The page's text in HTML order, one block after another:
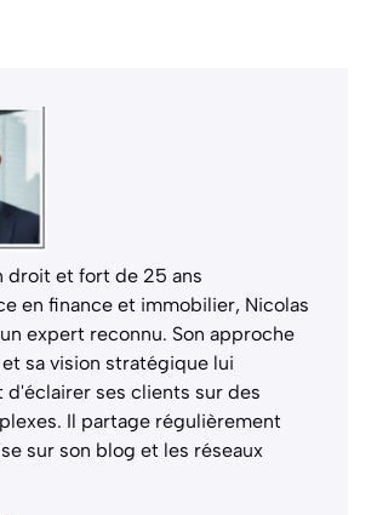
droit et fort de 25 ans
en finance et immobilier, Nicolas
expert reconnu. Son approche
sa vision stratégique lui
ses clients sur des
Il partage régulièrement
sur son blog et les réseaux